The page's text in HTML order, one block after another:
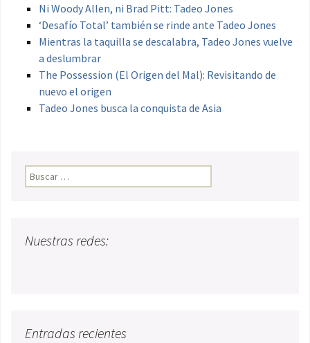
Ni Woody Allen, ni Brad Pitt: Tadeo Jones
‘Desafío Total’ también se rinde ante Tadeo Jones
Mientras la taquilla se descalabra, Tadeo Jones vuelve
a deslumbrar
The Possession (El Origen del Mal): Revisitando de
nuevo el origen
Tadeo Jones busca la conquista de Asia
Buscar:
Nuestras redes:
Entradas recientes